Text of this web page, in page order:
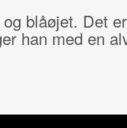
blåøjet. Det
han med en